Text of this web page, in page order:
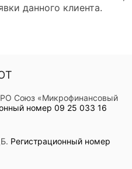
данного клиента.
Союз «Микрофинансовый
номер 09 25 033 16
Регистрационный номер